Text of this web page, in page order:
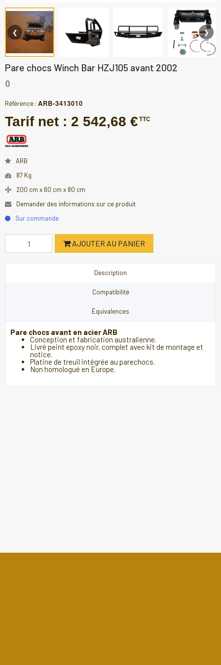
❮ ❯
Pare chocs Winch Bar HZJ105 avant 2002
0
Référence : ARB-3413010
Tarif net : 2 542,68 € TTC
ARB
87 Kg
200 cm x 60 cm x 80 cm
Demander des informations sur ce produit
Sur commande
AJOUTER AU PANIER
Description
Compatibilité
Équivalences
Pare chocs avant en acier ARB
Conception et fabrication australienne.
Livré peint epoxy noir, complet avec kit de montage et
notice.
Platine de treuil intégrée au parechocs.
Non homologué en Europe.